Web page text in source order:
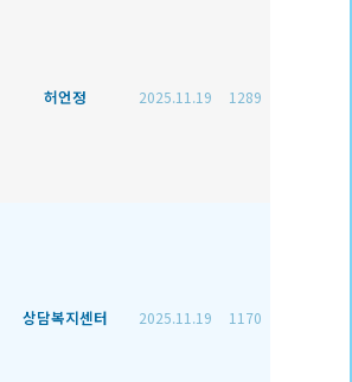
허언정 2025.11.19 1289
상담복지센터 2025.11.19 1170